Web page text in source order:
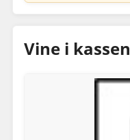
Vine i kassen